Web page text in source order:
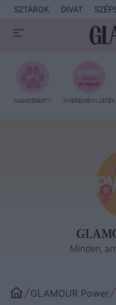
SZTÁROK DIVAT
MANCSPARTY NYEREMÉNYJÁTÉK
Minden,
GLAMOUR Power